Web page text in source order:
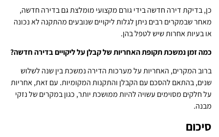
כן, בדיקת דירה חדשה בידי גורם מקצועי מומלצת גם בדירה חדשה,
מאחר שבמקרים רבים ניתן לגלות ליקויים שנובעים מהתקנה לא נכונה
או בעיות אחרות שיש לטפל בהן.
כמה זמן נמשכת תקופת האחריות של קבלן על ליקויים בדירה חדשה?
ברוב המקרים, האחריות על מערכות הדירה נמשכת בין שנה לשלוש
שנים, בהתאם להסכם עם הקבלן והתקנות המקומיות. עם זאת, אחריות
על חלקים מסוימים עשויה להיות ממושכת יותר, כגון במקרים של נזקי
מבנה.
סיכום